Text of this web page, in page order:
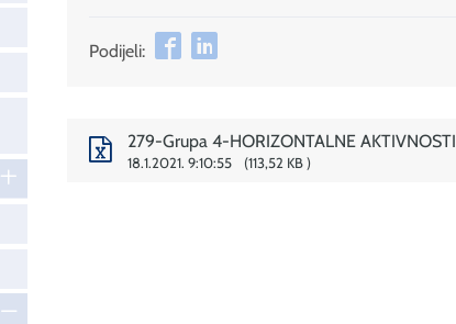
Podijeli:
279-Grupa 4-HORIZONTALNE AKTIVNOSTI
18.1.2021. 9:10:55 113,52 KB